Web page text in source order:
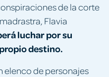
de la corte
Flavia
luchar por su
destino.
elenco de personajes